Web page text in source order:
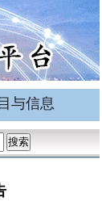
与信息